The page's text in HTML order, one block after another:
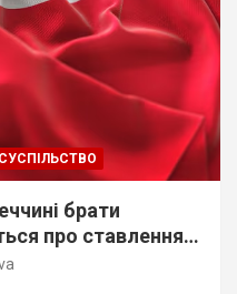
СУСПІЛЬСТВО
брати
про ставлення